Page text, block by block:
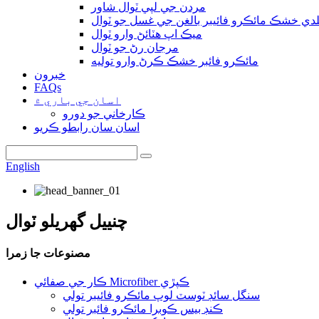
مردن جي لپي ٽوال شاور
خشڪ مائڪرو فائيبر بالغن جي غسل جو ٽوال
ميڪ اپ هٽائڻ وارو ٽوال
مرجان رڻ جو ٽوال
مائڪرو فائبر خشڪ ڪرڻ وارو توليه
خبرون
FAQs
اسان جي باري ۾
ڪارخاني جو دورو
اسان سان رابطو ڪريو
English
چنييل گهريلو ٽوال
مصنوعات جا زمرا
ڪار جي صفائي Microfiber ڪپڙي
سنگل سائڊ ٽوسٽ لوپ مائڪرو فائيبر تولي
ڪنڊ بيس ڪوبرا مائڪرو فائبر تولي